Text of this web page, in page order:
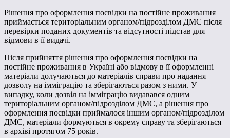
Рішення про оформлення посвідки на постійне проживання
приймається територіальним органом/підрозділом ДМС після
перевірки поданих документів та відсутності підстав для
відмови в її видачі.
Після прийняття рішення про оформлення посвідки на
постійне проживання в Україні або відмову в її оформленні
матеріали долучаються до матеріалів справи про надання
дозволу на імміграцію та зберігаються разом з ними. У
випадку, коли дозвіл на імміграцію видавався одним
територіальним органом/підрозділом ДМС, а рішення про
оформлення посвідки приймалося іншим органом/підрозділом
ДМС, матеріали формуються в окрему справу та зберігаються
в архіві протягом 75 років.